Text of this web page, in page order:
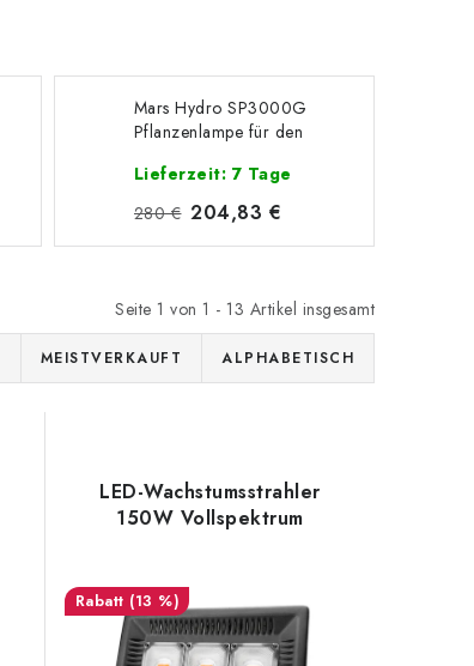
Mars Hydro SP3000G
Pflanzenlampe für den
Lieferzeit: 7 Tage
280 € 204,83 €
Seite 1 von 1 - 13 Artikel insgesamt
MEISTVERKAUFT ALPHABETISCH
LED-Wachstumsstrahler
150W Vollspektrum
(13 %)